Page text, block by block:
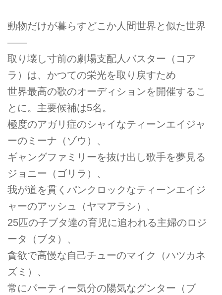
動物だけが暮らすどこか人間世界と似た世界
――
取り壊し寸前の劇場支配人バスター（コア
ラ）は、かつての栄光を取り戻すため
世界最高の歌のオーディションを開催するこ
とに。主要候補は5名。
極度のアガリ症のシャイなティーンエイジャ
ーのミーナ（ゾウ）、
ギャングファミリーを抜け出し歌手を夢見る
ジョニー（ゴリラ）、
我が道を貫くパンクロックなティーンエイジ
ャーのアッシュ（ヤマアラシ）、
25匹の子ブタ達の育児に追われる主婦のロジ
ータ（ブタ）、
貪欲で高慢な自己チューのマイク（ハツカネ
ズミ）、
常にパーティー気分の陽気なグンター（ブ